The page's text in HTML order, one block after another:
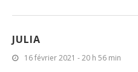
JULIA
16 février 2021 - 20 h 56 min